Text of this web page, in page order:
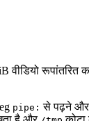
रूपांतरित
pipe: से पढ़ने और